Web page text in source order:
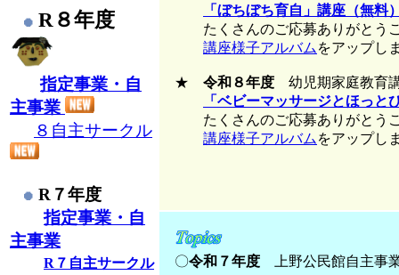
R８年度
指定事業・自
主事業
８自主サークル
R７年度
指定事業・自
主事業
R７自主サークル
「ぼちぼち育自」講座（無料
たくさんのご応募ありがとうご
講座様子アルバム をアップし
★ 令和８年度 幼児期家庭教育
「ベビーマッサージとほっと
たくさんのご応募ありがとうご
講座様子アルバム をアップし
〇令和７年度 上野公民館自主事